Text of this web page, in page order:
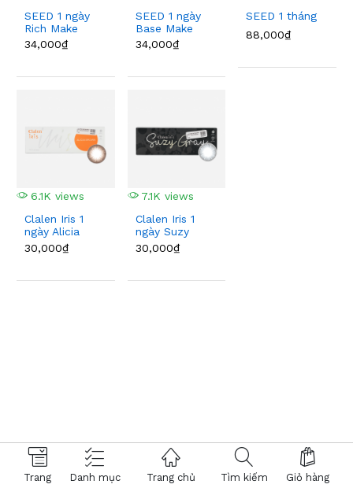
Trang Danh mục Trang chủ Tìm kiếm Giỏ hàng
SEED 1 ngày
Rich Make
34,000₫
SEED 1 ngày
Base Make
34,000₫
SEED 1 tháng
88,000₫
6.1K views
Clalen Iris 1
ngày Alicia
Brown
30,000₫
7.1K views
Clalen Iris 1
ngày Suzy
Gray
30,000₫